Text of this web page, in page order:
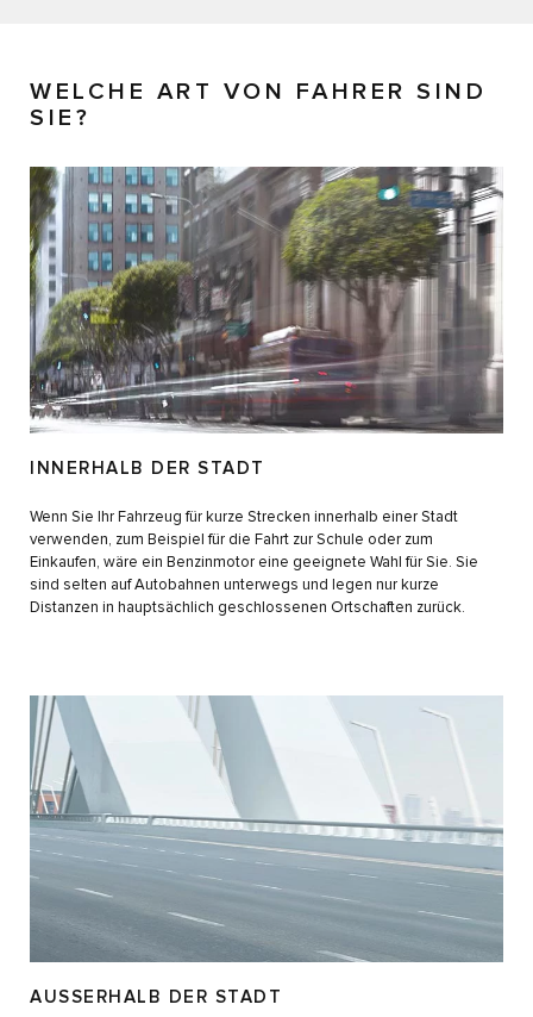
WELCHE ART VON FAHRER SIND
SIE?
INNERHALB DER STADT
Wenn Sie Ihr Fahrzeug für kurze Strecken innerhalb einer Stadt
verwenden, zum Beispiel für die Fahrt zur Schule oder zum
Einkaufen, wäre ein Benzinmotor eine geeignete Wahl für Sie. Sie
sind selten auf Autobahnen unterwegs und legen nur kurze
Distanzen in hauptsächlich geschlossenen Ortschaften zurück.
AUSSERHALB DER STADT